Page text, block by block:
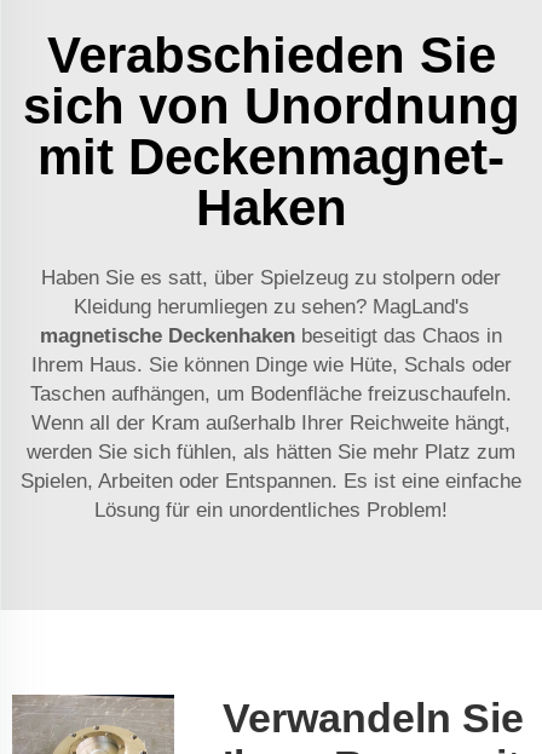
Verabschieden Sie
sich von Unordnung
mit Deckenmagnet-
Haken
Haben Sie es satt, über Spielzeug zu stolpern oder
Kleidung herumliegen zu sehen? MagLand's
magnetische Deckenhaken beseitigt das Chaos in
Ihrem Haus. Sie können Dinge wie Hüte, Schals oder
Taschen aufhängen, um Bodenfläche freizuschaufeln.
Wenn all der Kram außerhalb Ihrer Reichweite hängt,
werden Sie sich fühlen, als hätten Sie mehr Platz zum
Spielen, Arbeiten oder Entspannen. Es ist eine einfache
Lösung für ein unordentliches Problem!
Verwandeln Sie